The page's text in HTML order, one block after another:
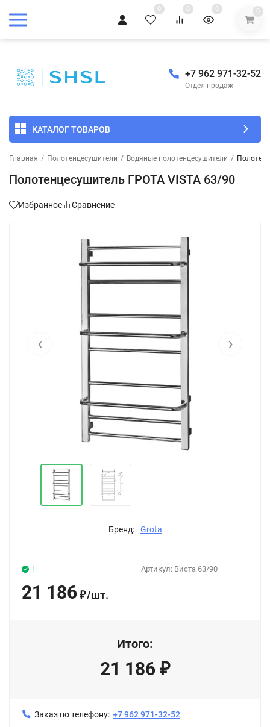
0 0 0 0
+7 962 971-32-52
Отдел продаж
КАТАЛОГ ТОВАРОВ
Главная / Полотенцесушители / Водяные полотенцесушители /
Полотенцесушитель ГРОТА VISTA 63/90
Избранное Сравнение
‹ ›
Бренд: Grota
Артикул: Виста 63/90
!
21 186 ₽/шт.
Итого:
21 186 ₽
Заказ по телефону: +7 962 971-32-52